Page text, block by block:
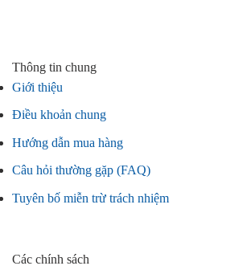
Thông tin chung
Giới thiệu
Điều khoản chung
Hướng dẫn mua hàng
Câu hỏi thường gặp (FAQ)
Tuyên bố miễn trừ trách nhiệm
Các chính sách